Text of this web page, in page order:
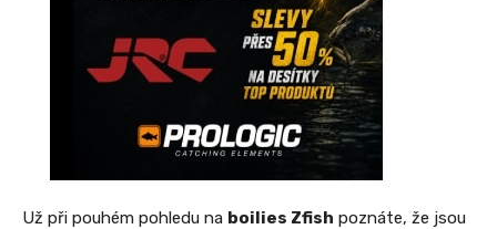
Už při pouhém pohledu na boilies Zfish poznáte, že jsou